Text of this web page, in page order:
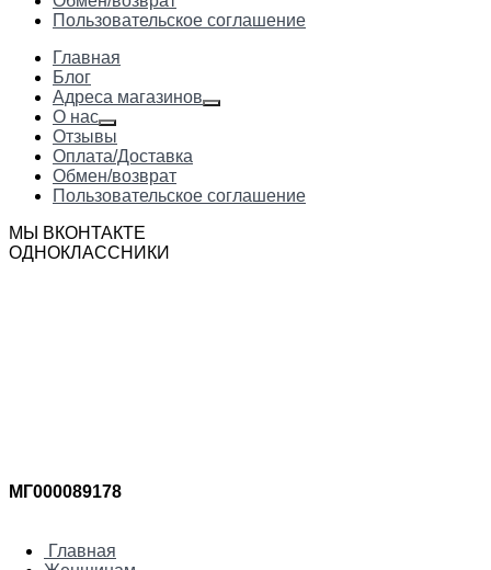
Пользовательское соглашение
Главная
Блог
Адреса магазинов
О нас
Отзывы
Оплата/Доставка
Обмен/возврат
Пользовательское соглашение
МЫ ВКОНТАКТЕ
ОДНОКЛАССНИКИ
МГ000089178
Главная